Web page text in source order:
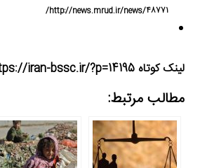
http://news.mrud.ir/news/48771/
لینک کوتاه https://iran-bssc.ir/?p=14195
مطالب مرتبط: